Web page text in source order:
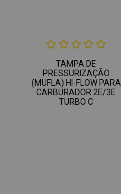
TAMPA DE
PRESSURIZAÇÃO
(MUFLA) HI-FLOW PARA
CARBURADOR 2E/3E
TURBO C